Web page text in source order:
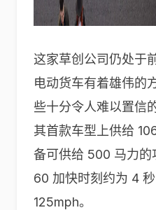
这家草创公司仍处于
电动货车有着雄伟的
些十分令人难以置信
其首款车型上供给
备可供给 500 马力
60 加快时刻约为 4
125mph。